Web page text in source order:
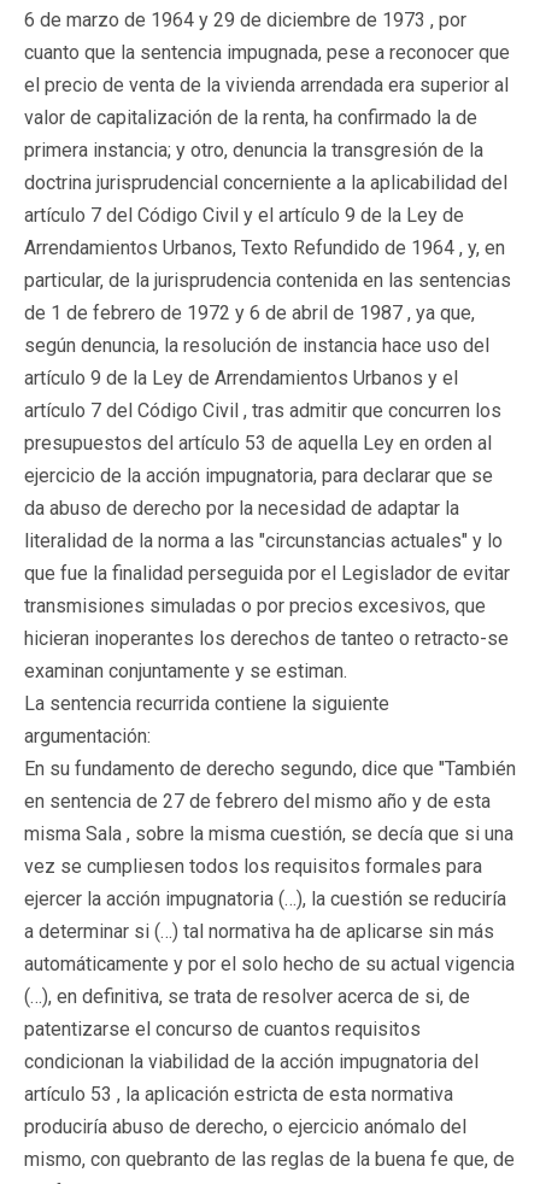
6 de marzo de 1964 y 29 de diciembre de 1973 , por
cuanto que la sentencia impugnada, pese a reconocer que
el precio de venta de la vivienda arrendada era superior al
valor de capitalización de la renta, ha confirmado la de
primera instancia; y otro, denuncia la transgresión de la
doctrina jurisprudencial concerniente a la aplicabilidad del
artículo 7 del Código Civil y el artículo 9 de la Ley de
Arrendamientos Urbanos, Texto Refundido de 1964 , y, en
particular, de la jurisprudencia contenida en las sentencias
de 1 de febrero de 1972 y 6 de abril de 1987 , ya que,
según denuncia, la resolución de instancia hace uso del
artículo 9 de la Ley de Arrendamientos Urbanos y el
artículo 7 del Código Civil , tras admitir que concurren los
presupuestos del artículo 53 de aquella Ley en orden al
ejercicio de la acción impugnatoria, para declarar que se
da abuso de derecho por la necesidad de adaptar la
literalidad de la norma a las "circunstancias actuales" y lo
que fue la finalidad perseguida por el Legislador de evitar
transmisiones simuladas o por precios excesivos, que
hicieran inoperantes los derechos de tanteo o retracto-se
examinan conjuntamente y se estiman.
La sentencia recurrida contiene la siguiente
argumentación:
En su fundamento de derecho segundo, dice que "También
en sentencia de 27 de febrero del mismo año y de esta
misma Sala , sobre la misma cuestión, se decía que si una
vez se cumpliesen todos los requisitos formales para
ejercer la acción impugnatoria (…), la cuestión se reduciría
a determinar si (…) tal normativa ha de aplicarse sin más
automáticamente y por el solo hecho de su actual vigencia
(…), en definitiva, se trata de resolver acerca de si, de
patentizarse el concurso de cuantos requisitos
condicionan la viabilidad de la acción impugnatoria del
artículo 53 , la aplicación estricta de esta normativa
produciría abuso de derecho, o ejercicio anómalo del
mismo, con quebranto de las reglas de la buena fe que, de